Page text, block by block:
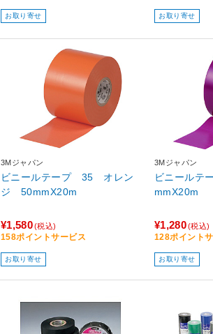
お取り寄せ お取り寄せ
3Mジャパン
ビニールテープ 35 オレン
ジ 50mmX20m
¥1,580(税込)
158ポイントサービス
お取り寄せ
3Mジャパン
ビニール
mmX20m
¥1,280(税込)
128ポイント
お取り寄せ